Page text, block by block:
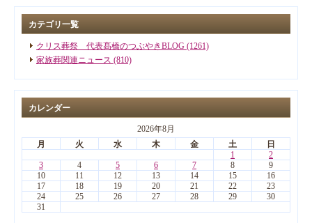
カテゴリ一覧
クリス葬祭 代表髙橋のつぶやきBLOG (1261)
家族葬関連ニュース (810)
カレンダー
2026年8月
月
火 水 木 金 土
日
1
2
3
4 5 6 7 8
9
10
11 12 13 14 15
16
17
18 19 20 21 22
23
24
25 26 27 28 29
30
31